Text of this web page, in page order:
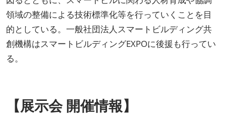
領域の整備による技術標準化等を行っていくことを目
的としている。一般社団法人スマートビルディング共
創機構はスマートビルディングEXPOに後援も行ってい
る。
【展示会 開催情報】